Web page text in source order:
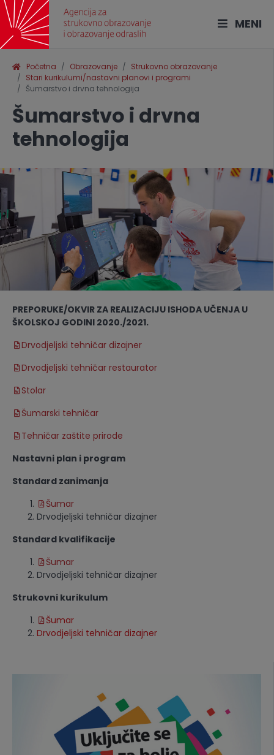
MENI
Početna Obrazovanje
Strukovno obrazovanje
Stari kurikulumi/nastavni planovi i programi
Šumarstvo i drvna tehnologija
Šumarstvo i drvna
tehnologija
PREPORUKE/OKVIR ZA REALIZACIJU ISHODA UČENJA U
ŠKOLSKOJ GODINI 2020./2021.
Drvodjeljski tehničar dizajner
Drvodjeljski tehničar restaurator
Stolar
Šumarski tehničar
Tehničar zaštite prirode
Nastavni plan i program
Standard zanimanja
Šumar
Drvodjeljski tehničar dizajner
Standard kvalifikacije
Šumar
Drvodjeljski tehničar dizajner
Strukovni kurikulum
Šumar
Drvodjeljski tehničar dizajner